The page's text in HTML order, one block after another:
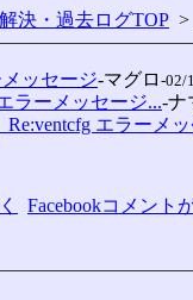
決・過去ログTOP >
ッセージ-マグロ -02/
ラーメッセージ...-ナ
Re:ventcfg エラーメ
Facebookコメント